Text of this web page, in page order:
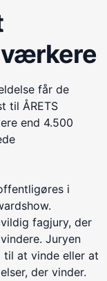
får de
til ÅRETS
end 4.500
i
fagjury, der
Juryen
til at vinde eller at
der vinder.